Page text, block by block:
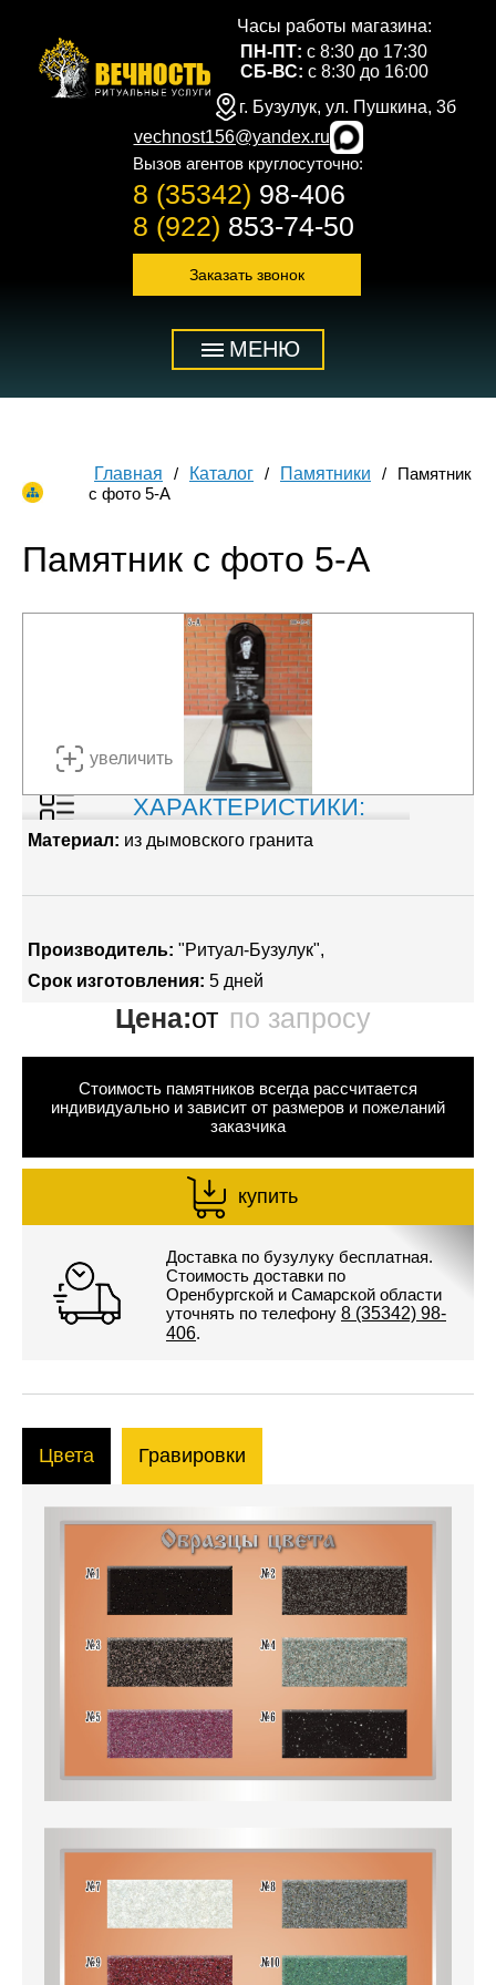
Часы работы магазина:
ПН-ПТ: с 8:30 до 17:30
СБ-ВС: с 8:30 до 16:00
г. Бузулук, ул. Пушкина, 3б
vechnost156@yandex.ru
Вызов агентов круглосуточно:
8 (35342) 98-406
8 (922) 853-74-50
Заказать звонок
МЕНЮ
Главная Каталог Памятники
Памятник
с фото 5-А
Памятник с фото 5-А
увеличить
ХАРАКТЕРИСТИКИ:
Материал: из дымовского гранита
Производитель: "Ритуал-Бузулук"
Срок изготовления: 5 дней
Цена:от по запросу
Стоимость памятников всегда рассчитается
индивидуально и зависит от размеров и пожеланий
заказчика
купить
Доставка по бузулуку бесплатная.
Стоимость доставки по
Оренбургской и Самарской области
уточнять по телефону 8 (35342) 98-
406.
Цвета Гравировки